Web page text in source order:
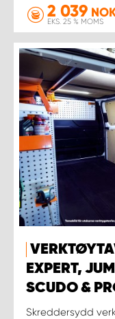
2 039
EKS. 25 % MOMS
EXPERT,
SCUDO &
Skreddersydd